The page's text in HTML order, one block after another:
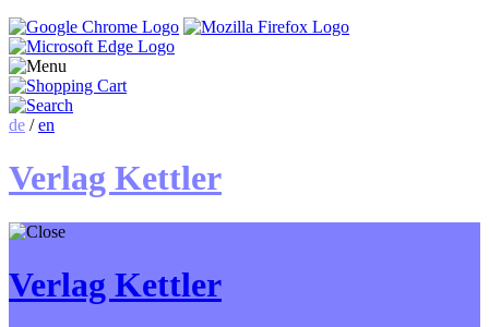
de /en
Verlag Kettler
Verlag Kettler